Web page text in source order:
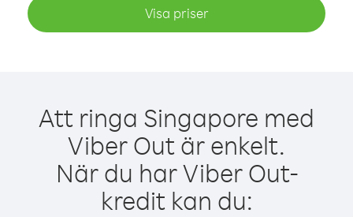
Visa priser
Att ringa Singapore med
Viber Out är enkelt.
När du har Viber Out-
kredit kan du: